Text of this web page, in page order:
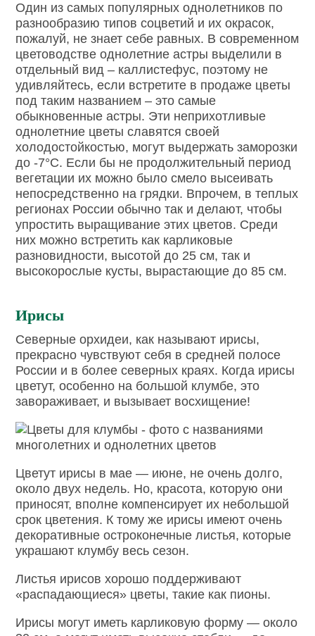
Один из самых популярных однолетников по
разнообразию типов соцветий и их окрасок,
пожалуй, не знает себе равных. В современном
цветоводстве однолетние астры выделили в
отдельный вид – каллистефус, поэтому не
удивляйтесь, если встретите в продаже цветы
под таким названием – это самые
обыкновенные астры. Эти неприхотливые
однолетние цветы славятся своей
холодостойкостью, могут выдержать заморозки
до -7°С. Если бы не продолжительный период
вегетации их можно было смело высеивать
непосредственно на грядки. Впрочем, в теплых
регионах России обычно так и делают, чтобы
упростить выращивание этих цветов. Среди
них можно встретить как карликовые
разновидности, высотой до 25 см, так и
высокорослые кусты, вырастающие до 85 см.
Ирисы
Северные орхидеи, как называют ирисы,
прекрасно чувствуют себя в средней полосе
России и в более северных краях. Когда ирисы
цветут, особенно на большой клумбе, это
завораживает, и вызывает восхищение!
Цветут ирисы в мае — июне, не очень долго,
около двух недель. Но, красота, которую они
приносят, вполне компенсирует их небольшой
срок цветения. К тому же ирисы имеют очень
декоративные остроконечные листья, которые
украшают клумбу весь сезон.
Листья ирисов хорошо поддерживают
«распадающиеся» цветы, такие как пионы.
Ирисы могут иметь карликовую форму — около